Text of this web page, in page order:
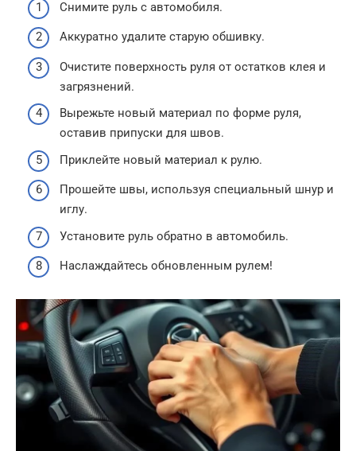
Снимите руль с автомобиля.
Аккуратно удалите старую обшивку.
Очистите поверхность руля от остатков клея и
загрязнений.
Вырежьте новый материал по форме руля,
оставив припуски для швов.
Приклейте новый материал к рулю.
Прошейте швы, используя специальный шнур и
иглу.
Установите руль обратно в автомобиль.
Наслаждайтесь обновленным рулем!